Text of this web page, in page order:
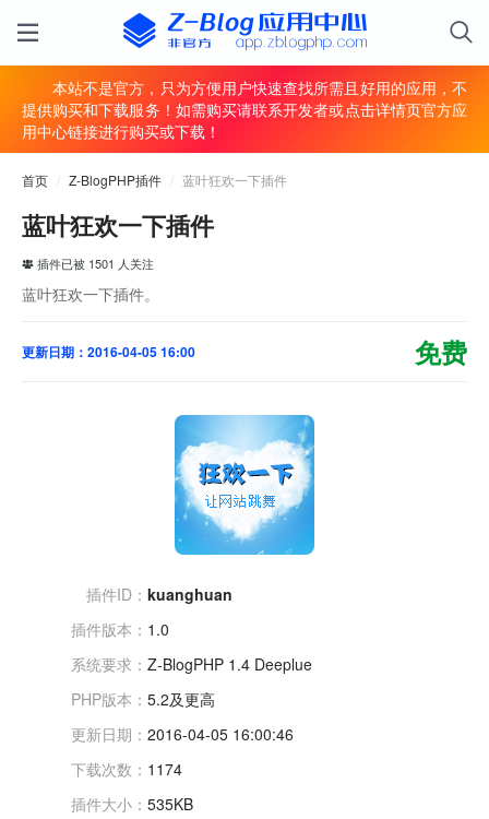
本站不是官方，只为方便用户快速查找所需且好用的应用，不
提供购买和下载服务！如需购买请联系开发者或点击详情页官方应
用中心链接进行购买或下载！
首页 Z-BlogPHP插件 蓝叶狂欢一下插件
蓝叶狂欢一下插件
插件已被 1501 人关注
蓝叶狂欢一下插件。
免费
更新日期：2016-04-05 16:00
插件ID： kuanghuan
插件版本： 1.0
系统要求： Z-BlogPHP 1.4 Deeplue
PHP版本： 5.2及更高
更新日期： 2016-04-05 16:00:46
下载次数： 1174
插件大小： 535KB